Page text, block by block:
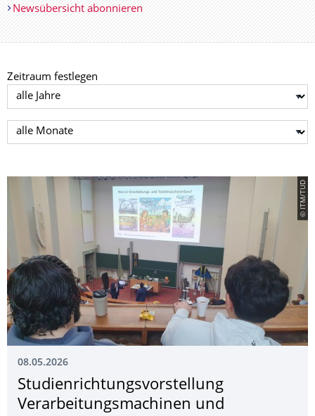
Newsübersicht abonnieren
Zeitraum festlegen
Jahr auswählen
Monat auswählen
© ITM/TUD
08.05.2026
Studienrichtungs­vorstellung
Verarbeitungsma­chinen und